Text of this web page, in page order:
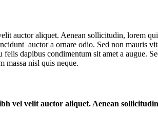
auctor aliquet. Aenean sollicitudin, lorem
auctor a ornare odio. Sed non mauris
felis dapibus condimentum sit amet a augue.
massa nisl quis neque.
vel velit auctor aliquet. Aenean